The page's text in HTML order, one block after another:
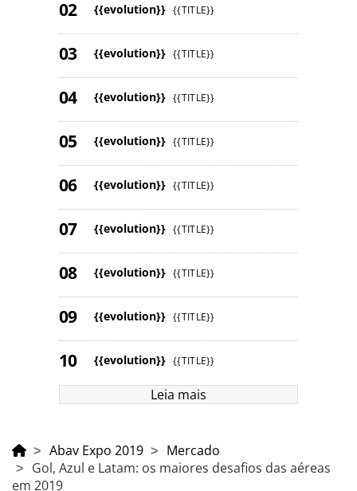
{{evolution}} {{TITLE}}
{{evolution}} {{TITLE}}
{{evolution}} {{TITLE}}
{{evolution}} {{TITLE}}
{{evolution}} {{TITLE}}
{{evolution}} {{TITLE}}
{{evolution}} {{TITLE}}
{{evolution}} {{TITLE}}
{{evolution}} {{TITLE}}
Leia mais
Abav Expo 2019
Mercado
Gol, Azul e Latam: os maiores desafios das aéreas
em 2019